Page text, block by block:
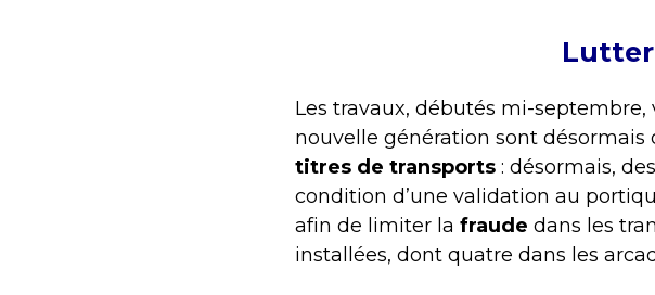
Les travaux, débutés mi-
nouvelle génération sont désormais
titres de transports : désormais,
condition d’une validation au
afin de limiter la fraude dans les
installées, dont quatre dans les